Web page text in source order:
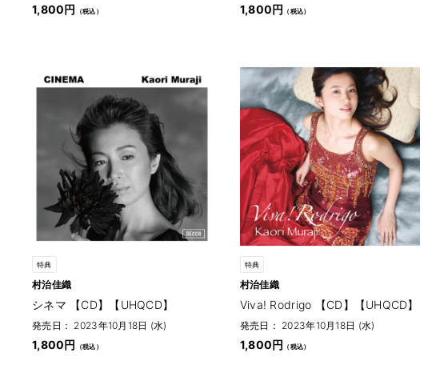
1,800円 1,800円
特典
村治佳織
シネマ 【CD】【UHQCD】
発売日： 2023年10月18日 (水)
1,800円
特典
村治佳織
Viva! Rodrigo 【CD】【UHQCD】
発売日： 2023年10月18日 (水)
1,800円